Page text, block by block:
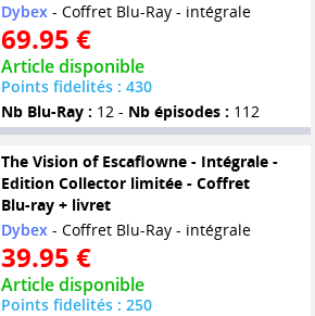
Dybex- Coffret Blu-Ray - intégrale
69.95 €
Article disponible
Points fidelités : 430
Nb Blu-Ray : 12 - Nb épisodes : 112
The Vision of Escaflowne - Intégrale -
Edition Collector limitée - Coffret
Blu-ray + livret
Dybex- Coffret Blu-Ray - intégrale
39.95 €
Article disponible
Points fidelités : 250